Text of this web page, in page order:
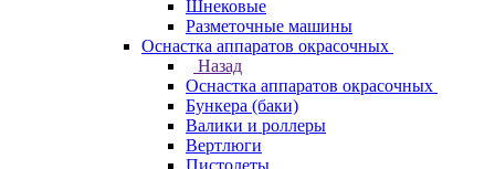
Шнековые
Разметочные машины
Оснастка аппаратов окрасочных
Назад
Оснастка аппаратов окрасочных
Бункера (баки)
Валики и роллеры
Вертлюги
Пистолеты